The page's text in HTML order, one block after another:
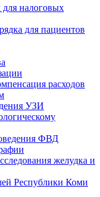
налоговых
для пациентов
расходов
УЗИ
ФВД
желудка и
Республики Коми